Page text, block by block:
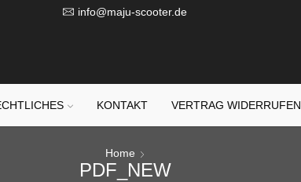
info@maju-scooter.de
KONTAKT VERTRAG WIDERRUFEN
Home
PDF_NEW